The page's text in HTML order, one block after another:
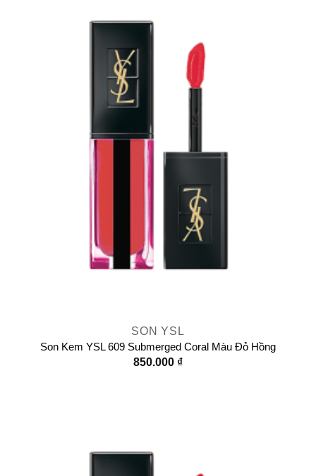
SON YSL
Son Kem YSL 609 Submerged Coral Màu Đỏ Hồng
850.000 ₫